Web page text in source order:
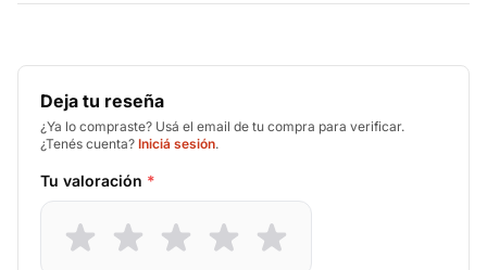
Deja tu reseña
¿Ya lo compraste? Usá el email de tu compra para verificar.
¿Tenés cuenta? Iniciá sesión.
Tu valoración *